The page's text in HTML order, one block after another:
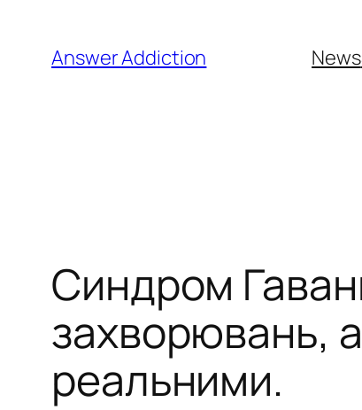
вмісту
Answer Addiction News
Синдром
захворювань,
реальними.